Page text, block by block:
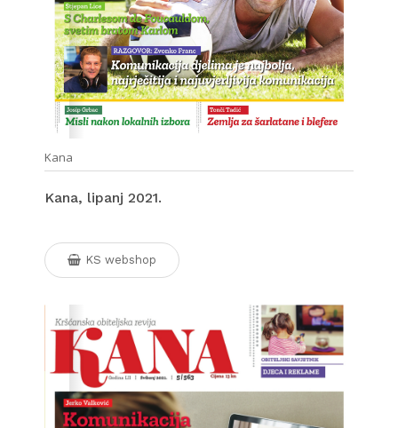
Kana
Kana, lipanj 2021.
KS webshop